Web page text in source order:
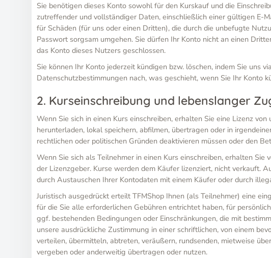
Sie benötigen dieses Konto sowohl für den Kurskauf und die
zutreffender und vollständiger Daten, einschließlich einer gültigen E-
für Schäden (für uns oder einen Dritten), die durch die unbefugte
Passwort sorgsam umgehen. Sie dürfen Ihr Konto nicht an einen
das Konto dieses Nutzers geschlossen.
Sie können Ihr Konto jederzeit kündigen bzw. löschen, indem Sie uns
Datenschutzbestimmungen nach, was geschieht, wenn Sie Ihr Konto
2. Kurseinschreibung und lebenslanger
Wenn Sie sich in einen Kurs einschreiben, erhalten Sie eine Lizenz
herunterladen, lokal speichern, abfilmen, übertragen oder in
rechtlichen oder politischen Gründen deaktivieren müssen oder den
Wenn Sie sich als Teilnehmer in einen Kurs einschreiben, erhalten
der Lizenzgeber. Kurse werden dem Käufer lizenziert, nicht verkauft.
durch Austauschen Ihrer Kontodaten mit einem Käufer oder durch
Juristisch ausgedrückt erteilt TFMShop Ihnen (als Teilnehmer) eine
für die Sie alle erforderlichen Gebühren entrichtet haben, für
ggf. bestehenden Bedingungen oder Einschränkungen, die mit
unsere ausdrückliche Zustimmung in einer schriftlichen, von einem
verteilen, übermitteln, abtreten, veräußern, rundsenden, mietweise
vergeben oder anderweitig übertragen oder nutzen.